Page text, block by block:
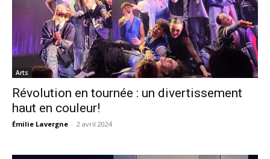
Arts
Révolution en tournée : un divertissement
haut en couleur!
Émilie Lavergne - 2 avril 2024